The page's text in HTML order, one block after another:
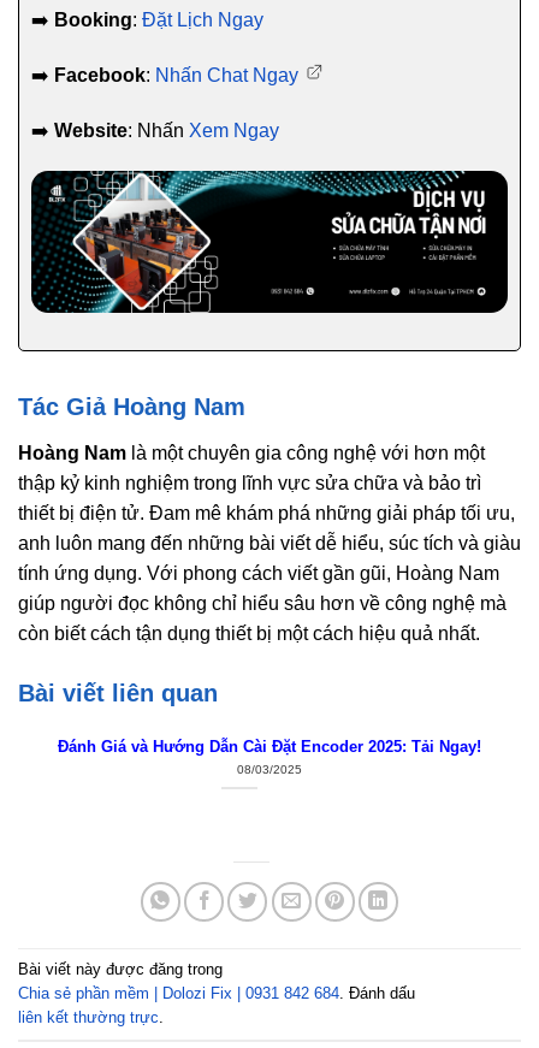
➡️ Booking: Đặt Lịch Ngay
➡️ Facebook: Nhấn Chat Ngay
➡️ Website: Nhấn Xem Ngay
Tác Giả Hoàng Nam
Hoàng Nam là một chuyên gia công nghệ với hơn một
thập kỷ kinh nghiệm trong lĩnh vực sửa chữa và bảo trì
thiết bị điện tử. Đam mê khám phá những giải pháp tối ưu,
anh luôn mang đến những bài viết dễ hiểu, súc tích và giàu
tính ứng dụng. Với phong cách viết gần gũi, Hoàng Nam
giúp người đọc không chỉ hiểu sâu hơn về công nghệ mà
còn biết cách tận dụng thiết bị một cách hiệu quả nhất.
Bài viết liên quan
Đánh Giá và Hướng Dẫn Cài Đặt Encoder 2025: Tải Ngay!
08/03/2025
Bài viết này được đăng trong
Chia sẻ phần mềm | Dolozi Fix | 0931 842 684 . Đánh dấu
liên kết thường trực